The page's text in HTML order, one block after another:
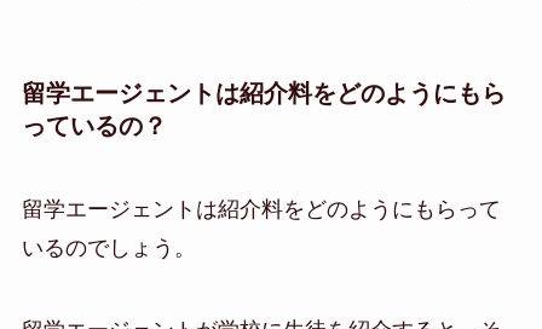
留学エージェントは紹介料をどのようにもら
っているの？
留学エージェントは紹介料をどのようにもらって
いるのでしょう。